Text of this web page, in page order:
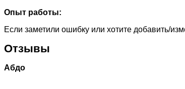
Опыт работы:
Если заметили ошибку или хотите добавить/
Отзывы
Абдо